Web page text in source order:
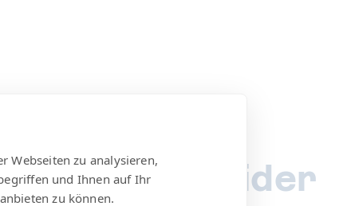
Webseiten zu analysieren,
und Ihnen auf Ihr
zu können.
Schneider